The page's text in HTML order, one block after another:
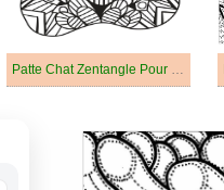
Patte Chat Zentangle Pour Les Enfants